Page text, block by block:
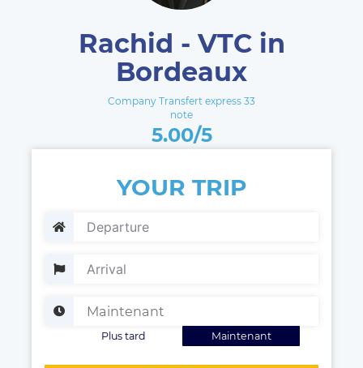
Rachid - VTC in
Bordeaux
Company Transfert express 33
note
5.00/5
YOUR TRIP
Maintenant
Plus tard